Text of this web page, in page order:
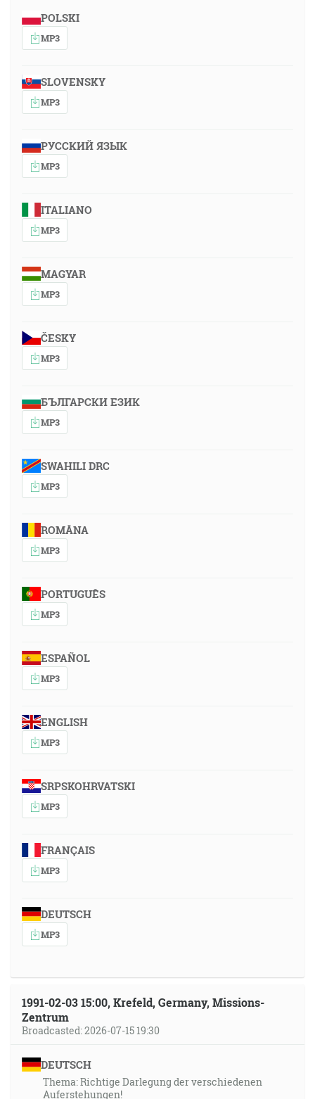
POLSKI
MP3
SLOVENSKY
MP3
РУССКИЙ ЯЗЫК
MP3
ITALIANO
MP3
MAGYAR
MP3
ČESKY
MP3
БЪЛГАРСКИ ЕЗИК
MP3
SWAHILI DRC
MP3
ROMÂNA
MP3
PORTUGUÊS
MP3
ESPAÑOL
MP3
ENGLISH
MP3
SRPSKOHRVATSKI
MP3
FRANÇAIS
MP3
DEUTSCH
MP3
1991-02-03 15:00, Krefeld, Germany, Missions-
Zentrum
Broadcasted: 2026-07-15 19:30
DEUTSCH
Thema: Richtige Darlegung der verschiedenen
Auferstehungen!